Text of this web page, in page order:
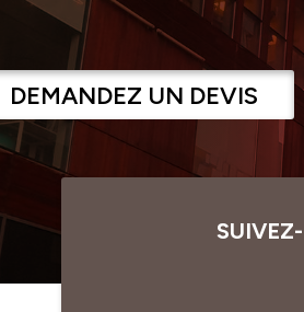
DEMANDEZ UN DEVIS